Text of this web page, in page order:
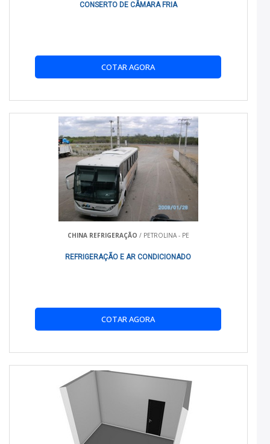
Furgões refrigerados oferecem maior capacidade, mas
com custos operacionais mais elevados.
O Baú refrigerado para truck é indicado para cargas
maiores, enquanto o Baú de HR atende perfeitamente
pequenos e médios volumes.
INDICAÇÃO DE USO
Ideal para empresas de pequeno a médio porte que
transportam alimentos, medicamentos e outros produtos
perecíveis, assegurando a qualidade dos mesmos até o
destino final.
Realize a pré-refrigeração do baú antes de carregar as
conservar a temperatura interna.
Organize os produtos de modo a permitir a circulação
CUIDADOS E MANUTENÇÃO
CONSERTO DE CÂMARA FRIA
COTAR AGORA
CHINA REFRIGERAÇÃO / PETROLINA - PE
REFRIGERAÇÃO E AR CONDICIONADO
COTAR AGORA